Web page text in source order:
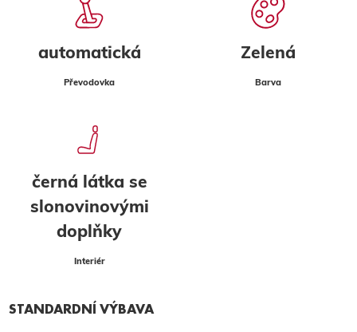
automatická
Převodovka
Zelená
Barva
černá látka se
slonovinovými
doplňky
Interiér
STANDARDNÍ VÝBAVA